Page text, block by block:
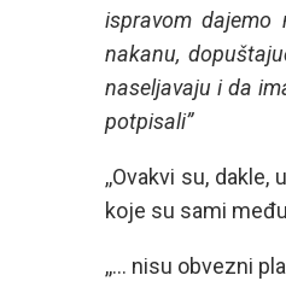
ispravom
nakanu,
naseljavaju i da
potpisali”
,,Ovakvi su,
koje su sami
,,… nisu obvezni